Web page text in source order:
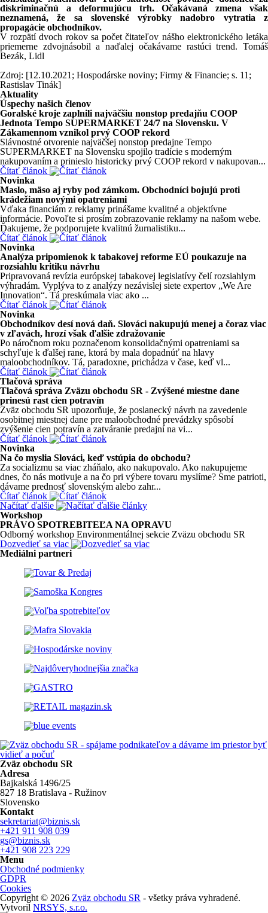
diskriminačnú a deformujúcu trh. Očakávaná zmena však
neznamená, že sa slovenské výrobky nadobro vytratia z
propagácie obchodníkov.
V rozpätí dvoch rokov sa počet čitateľov nášho elektronického letáka
priemerne zdvojnásobil a naďalej očakávame rastúci trend. Tomáš
Bezák, Lidl
Zdroj: [12.10.2021; Hospodárske noviny; Firmy & Financie; s. 11;
Rastislav Tinák]
Aktuality
Úspechy našich členov
Goralské kroje zaplnili najväčšiu nonstop predajňu COOP
Jednota Tempo SUPERMARKET 24/7 na Slovensku. V
Zákamennom vznikol prvý COOP rekord
Slávnostné otvorenie najväčšej nonstop predajne Tempo
SUPERMARKET na Slovensku spojilo tradície s moderným
nakupovaním a prinieslo historicky prvý COOP rekord v nakupovan...
Čítať článok
Novinka
Maslo, mäso aj ryby pod zámkom. Obchodníci bojujú proti
krádežiam novými opatreniami
Vďaka financiám z reklamy prinášame kvalitné a objektívne
informácie. Povoľte si prosím zobrazovanie reklamy na našom webe.
Ďakujeme, že podporujete kvalitnú žurnalistiku...
Čítať článok
Novinka
Analýza pripomienok k tabakovej reforme EÚ poukazuje na
rozsiahlu kritiku návrhu
Pripravovaná revízia európskej tabakovej legislatívy čelí rozsiahlym
výhradám. Vyplýva to z analýzy nezávislej siete expertov „We Are
Innovation“. Tá preskúmala viac ako ...
Čítať článok
Novinka
Obchodníkov desí nová daň. Slováci nakupujú menej a čoraz viac
v zľavách, hrozí však ďalšie zdražovanie
Po náročnom roku poznačenom konsolidačnými opatreniami sa
schyľuje k ďalšej rane, ktorá by mala dopadnúť na hlavy
maloobchodníkov. Tá, paradoxne, prichádza v čase, keď vl...
Čítať článok
Tlačová správa
Tlačová správa Zväzu obchodu SR - Zvýšené miestne dane
prinesú rast cien potravín
Zväz obchodu SR upozorňuje, že poslanecký návrh na zavedenie
osobitnej miestnej dane pre maloobchodné prevádzky spôsobí
zvýšenie cien potravín a zatváranie predajní na vi...
Čítať článok
Novinka
Na čo myslia Slováci, keď vstúpia do obchodu?
Za socializmu sa viac zháňalo, ako nakupovalo. Ako nakupujeme
dnes, čo nás motivuje a na čo pri výbere tovaru myslíme? Sme patrioti,
dávame prednosť slovenským alebo zahr...
Čítať článok
Načítať ďalšie
Workshop
PRÁVO SPOTREBITEĽA NA OPRAVU
Odborný workshop Environmentálnej sekcie Zväzu obchodu SR
Dozvedieť sa viac
Mediálni partneri
Zväz obchodu SR
Adresa
Bajkalská 1496/25
827 18 Bratislava - Ružinov
Slovensko
Kontakt
sekretariat@biznis.sk
+421 911 908 039
gs@biznis.sk
+421 908 223 229
Menu
Obchodné podmienky
GDPR
Cookies
Copyright © 2026 Zväz obchodu SR - všetky práva vyhradené.
Vytvoril NRSYS, s.r.o.